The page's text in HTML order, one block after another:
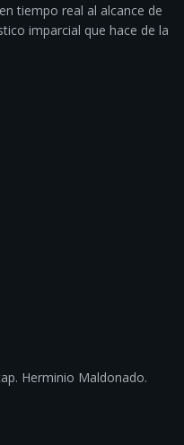
tiempo real al alcance de
imparcial que hace de la
Herminio Maldonado.